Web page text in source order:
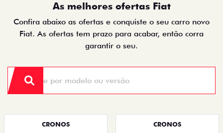
As melhores ofertas Fiat
Confira abaixo as ofertas e conquiste o seu carro novo
Fiat. As ofertas tem prazo para acabar, então corra
garantir o seu.
CRONOS CRONOS